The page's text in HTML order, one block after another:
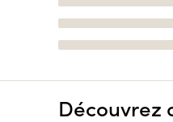
Découvrez